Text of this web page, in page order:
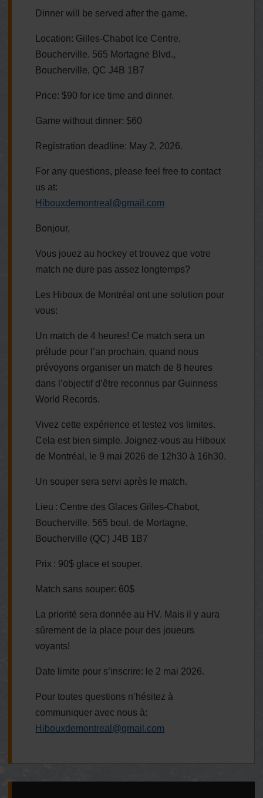
Dinner will be served after the game.
Location: Gilles-Chabot Ice Centre,
Boucherville. 565 Mortagne Blvd.,
Boucherville, QC J4B 1B7
Price: $90 for ice time and dinner.
Game without dinner: $60
Registration deadline: May 2, 2026.
For any questions, please feel free to contact
us at:
Hibouxdemontreal@gmail.com
Bonjour,
Vous jouez au hockey et trouvez que votre
match ne dure pas assez longtemps?
Les Hiboux de Montréal ont une solution pour
vous:
Un match de 4 heures! Ce match sera un
prélude pour l’an prochain, quand nous
prévoyons organiser un match de 8 heures
dans l’objectif d’être reconnus par Guinness
World Records.
Vivez cette expérience et testez vos limites.
Cela est bien simple. Joignez-vous au Hiboux
de Montréal, le 9 mai 2026 de 12h30 à 16h30.
Un souper sera servi après le match.
Lieu : Centre des Glaces Gilles-Chabot,
Boucherville. 565 boul. de Mortagne,
Boucherville (QC) J4B 1B7
Prix : 90$ glace et souper.
Match sans souper: 60$
La priorité sera donnée au HV. Mais il y aura
sûrement de la place pour des joueurs
voyants!
Date limite pour s’inscrire: le 2 mai 2026.
Pour toutes questions n’hésitez à
communiquer avec nous à:
Hibouxdemontreal@gmail.com